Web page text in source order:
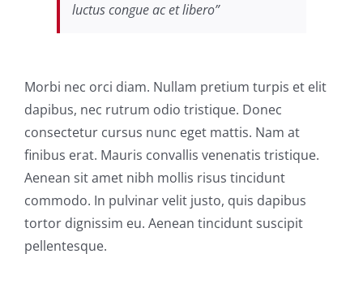
luctus congue ac et libero”
Morbi nec orci diam. Nullam pretium turpis et elit
dapibus, nec rutrum odio tristique. Donec
consectetur cursus nunc eget mattis. Nam at
finibus erat. Mauris convallis venenatis tristique.
Aenean sit amet nibh mollis risus tincidunt
commodo. In pulvinar velit justo, quis dapibus
tortor dignissim eu. Aenean tincidunt suscipit
pellentesque.